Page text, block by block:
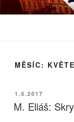
k
Určeno všem
MĚSÍC:
PUBLIKOVÁNO
1.5.2017
M. Eliáš: